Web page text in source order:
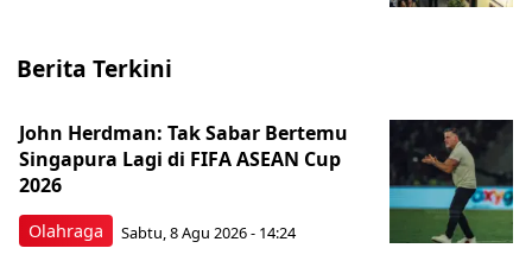
Berita Terkini
Olahraga
John Herdman: Tak Sabar Bertemu
Singapura Lagi di FIFA ASEAN Cup
2026
Sabtu, 8 Agu 2026 - 14:24